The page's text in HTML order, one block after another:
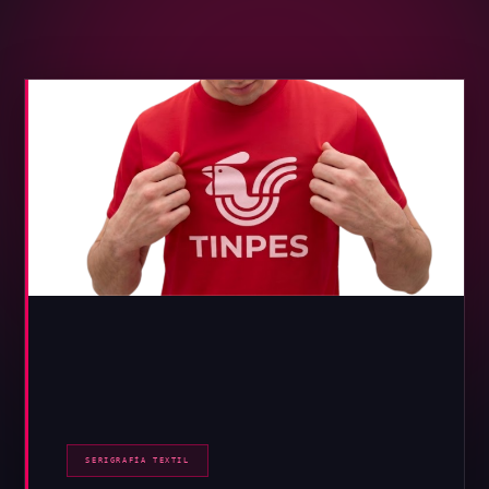
SERIGRAFÍA TEXTIL